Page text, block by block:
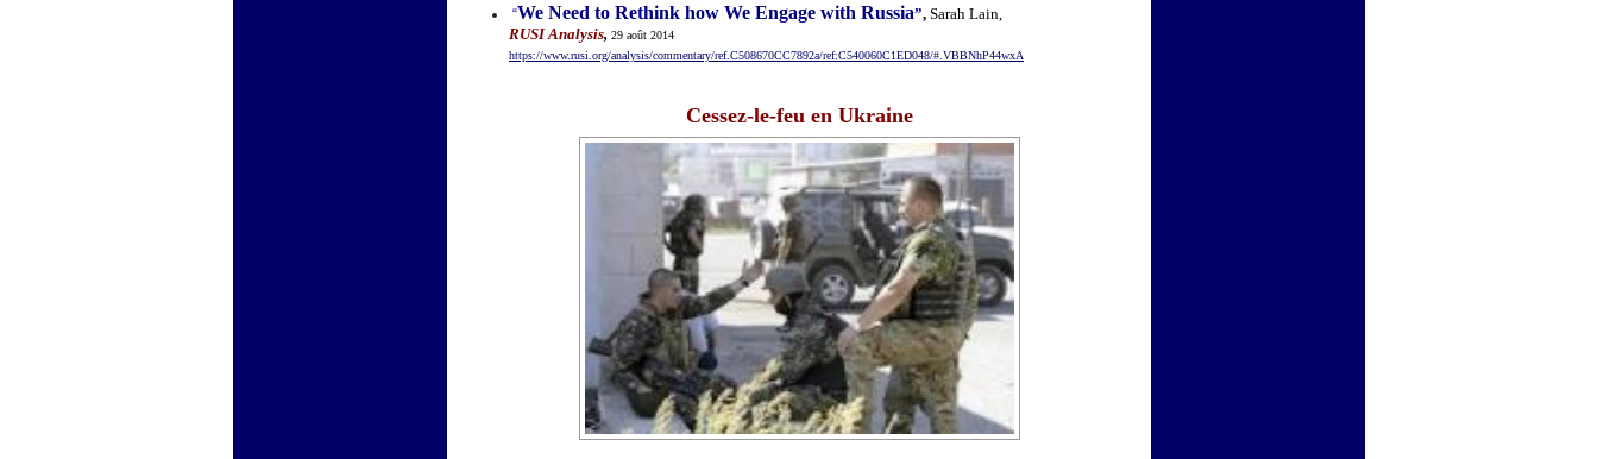
“We Need to Rethink how We Engage with Russia”, Sarah Lain
RUSI Analysis, 29 août 2014
https://www.rusi.org/analysis/commentary/ref.C508670CC7892a/ref:C540060C1ED048/#.VBBNhP44wxA
Cessez-le-feu en Ukraine